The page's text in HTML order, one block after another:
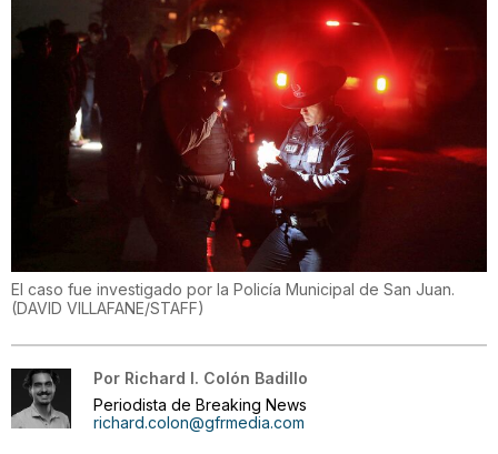
El caso fue investigado por la Policía Municipal de San Juan.
(DAVID VILLAFANE/STAFF)
Por Richard I. Colón Badillo
Periodista de Breaking News
richard.colon@gfrmedia.com